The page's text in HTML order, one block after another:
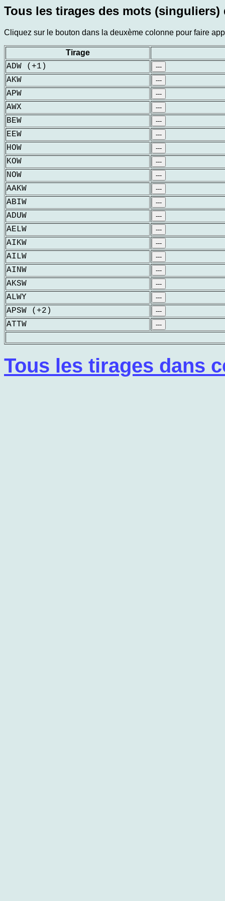
Tous les tirages des mots
Cliquez sur le bouton dans la deuxème colonne pour faire
Tirage
ADW (+1) ---
AKW ---
APW ---
AWX ---
BEW ---
EEW ---
HOW ---
KOW ---
NOW ---
AAKW ---
ABIW ---
ADUW ---
AELW ---
AIKW ---
AILW ---
AINW ---
AKSW ---
ALWY ---
APSW (+2) ---
ATTW ---
Tous les tirages dans